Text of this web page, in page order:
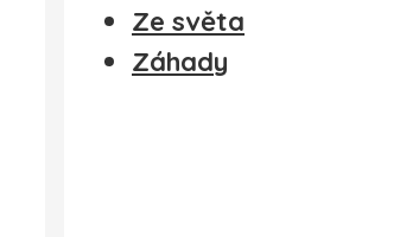
Ze světa
Záhady